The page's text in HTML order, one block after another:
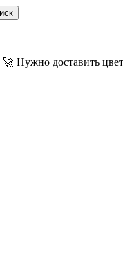
🚀 Нужно доставить